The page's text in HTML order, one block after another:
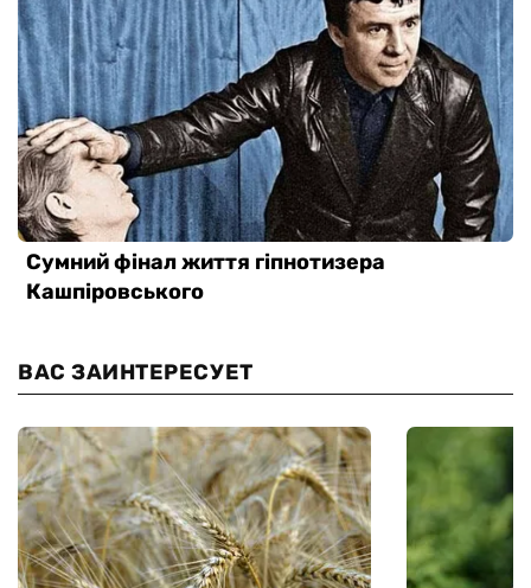
ВАС ЗАИНТЕРЕСУЕТ